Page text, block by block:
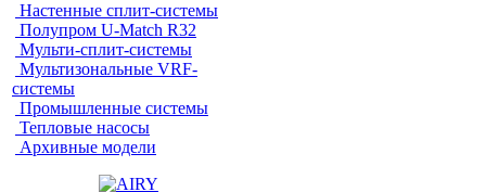
Настенные сплит-системы
Полупром U-Match R32
Мульти-сплит-системы
Мультизональные VRF-
системы
Промышленные системы
Тепловые насосы
Архивные модели